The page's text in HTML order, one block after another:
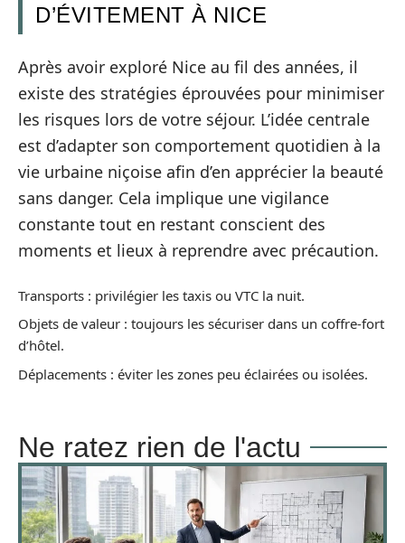
D’ÉVITEMENT À NICE
Après avoir exploré Nice au fil des années, il
existe des stratégies éprouvées pour minimiser
les risques lors de votre séjour. L’idée centrale
est d’adapter son comportement quotidien à la
vie urbaine niçoise afin d’en apprécier la beauté
sans danger. Cela implique une vigilance
constante tout en restant conscient des
moments et lieux à reprendre avec précaution.
Transports : privilégier les taxis ou VTC la nuit.
Objets de valeur : toujours les sécuriser dans un coffre-fort
d’hôtel.
Déplacements : éviter les zones peu éclairées ou isolées.
Ne ratez rien de l'actu